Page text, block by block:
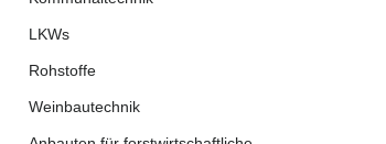
LKWs
Rohstoffe
Weinbautechnik